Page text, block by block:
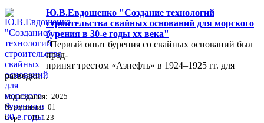
Ю.В.Евдошенко "Создание технологий
строительства свайных оснований для морского
бурения в 30-е годы хх века"
"Первый опыт бурения со свайных оснований был
пред-
принят трестом «Азнефть» в 1924–1925 гг. для
разведки...
Год издания: 2025
№ журнала: 01
Стр. : 119-123